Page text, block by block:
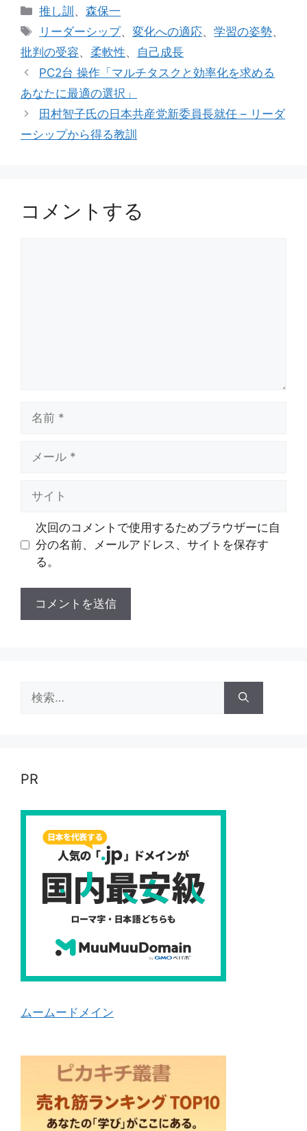
カ
テ
ゴ
リ
ー
推し訓 、森保一
タ
グ
リーダーシップ、変化への適応、学習の姿勢、
批判の受容、 柔軟性、 自己成長
PC2台 操作「マルチタスクと効率化を求める
あなたに最適の選択」
田村智子氏の日本共産党新委員長就任 – リーダ
ーシップから得る教訓
コメントする
次回のコメントで使用するためブラウザーに自
分の名前、メールアドレス、サイトを保存す
る。
索:
PR
ムームードメイン